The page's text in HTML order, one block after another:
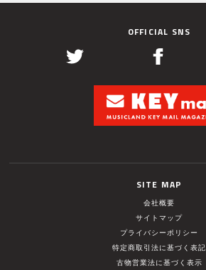
OFFICIAL SNS
SITE MAP
会社概要
サイトマップ
プライバシーポリシー
特定商取引法に基づく表記
古物営業法に基づく表示